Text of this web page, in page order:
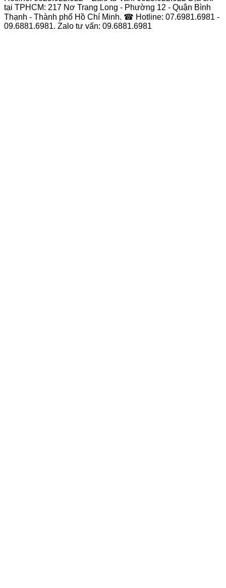
tại TPHCM: 217 Nơ Trang Long - Phường 12 - Quận Bình
Thạnh - Thành phố Hồ Chí Minh. ☎ Hotline: 07.6981.6981 -
09.6881.6981. Zalo tư vấn: 09.6881.6981